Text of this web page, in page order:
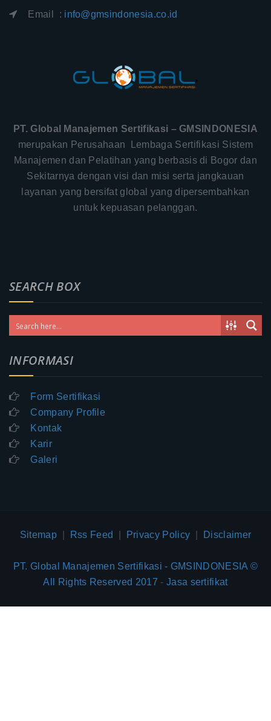
Email : info@gmsindonesia.co.id
PT. Global Manajemen Sertifikasi – GMSINDONESIA
merupakan Perusahaan Lembaga Sertifikasi Sistem
Manajemen dan Pelatihan yang berbasis di Bogor dan
Sekitarnya dengan visi dan misi serta jangkauan
layanan yang bersifat global yang dipersembahkan
untuk kepuasan pelanggan.
SEARCH BOX
INFORMASI
Form Sertifikasi
Company Profile
Kontak
Karir
Galeri
Sitemap Rss Feed Privacy Policy Disclaimer
PT. Global Manajemen Sertifikasi - GMSINDONESIA ©
All Rights Reserved 2017 - Jasa sertifikat